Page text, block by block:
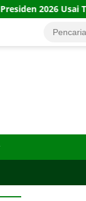
Taklukkan Persib